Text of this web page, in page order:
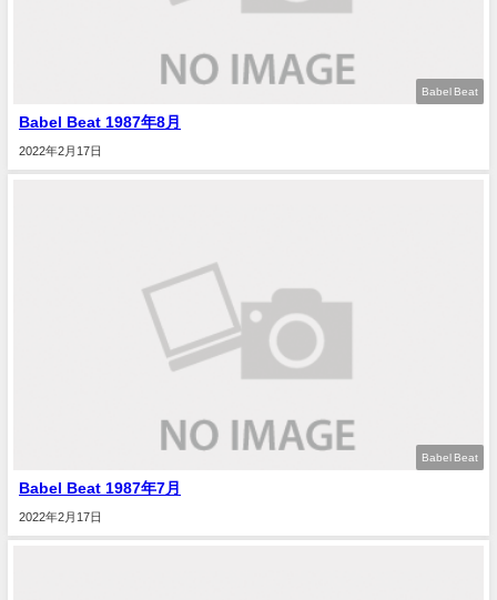
Babel Beat
Babel Beat 1987年8月
2022年2月17日
Babel Beat
Babel Beat 1987年7月
2022年2月17日